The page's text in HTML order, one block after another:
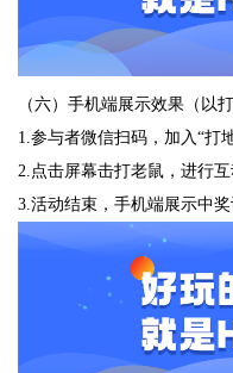
（六）手机端展示效果（以
1.参与者微信扫码，加入“打
2.点击屏幕击打老鼠，进行互
3.活动结束，手机端展示中